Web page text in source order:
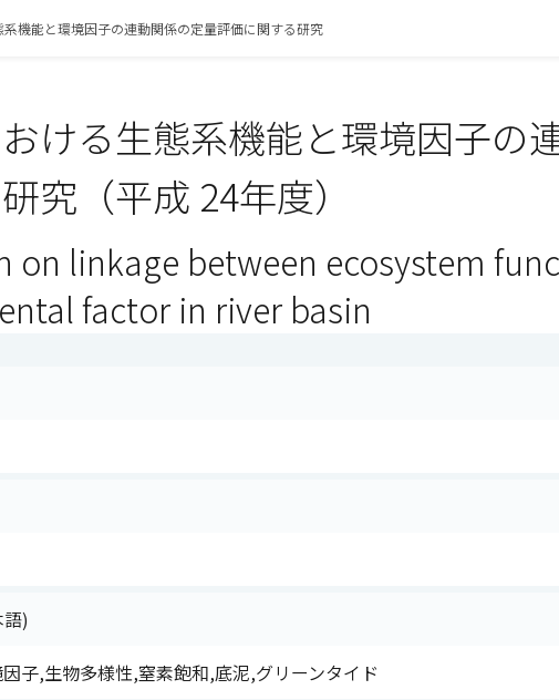
機能と環境因子の連動関係の定量評価に関する研究
ける生態系機能と環境因子の
究（平成 24年度）
on linkage between ecosystem
factor in river basin
)
子,生物多様性,窒素飽和,底泥,グリーンタイド